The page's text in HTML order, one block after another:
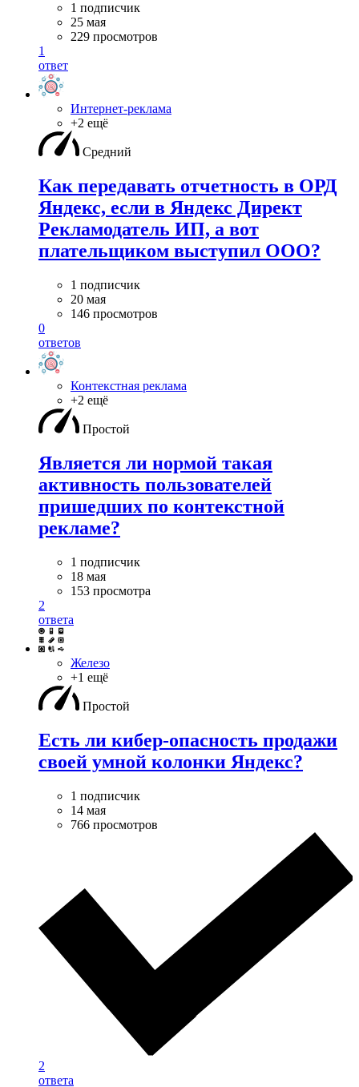
1 подписчик
25 мая
229 просмотров
1
ответ
Интернет-реклама
+2 ещё
Средний
Как передавать отчетность в ОРД
Яндекс, если в Яндекс Директ
Рекламодатель ИП, а вот
плательщиком выступил ООО?
1 подписчик
20 мая
146 просмотров
0
ответов
Контекстная реклама
+2 ещё
Простой
Является ли нормой такая
активность пользователей
пришедших по контекстной
рекламе?
1 подписчик
18 мая
153 просмотра
2
ответа
Железо
+1 ещё
Простой
Есть ли кибер-опасность продажи
своей умной колонки Яндекс?
1 подписчик
14 мая
766 просмотров
2
ответа